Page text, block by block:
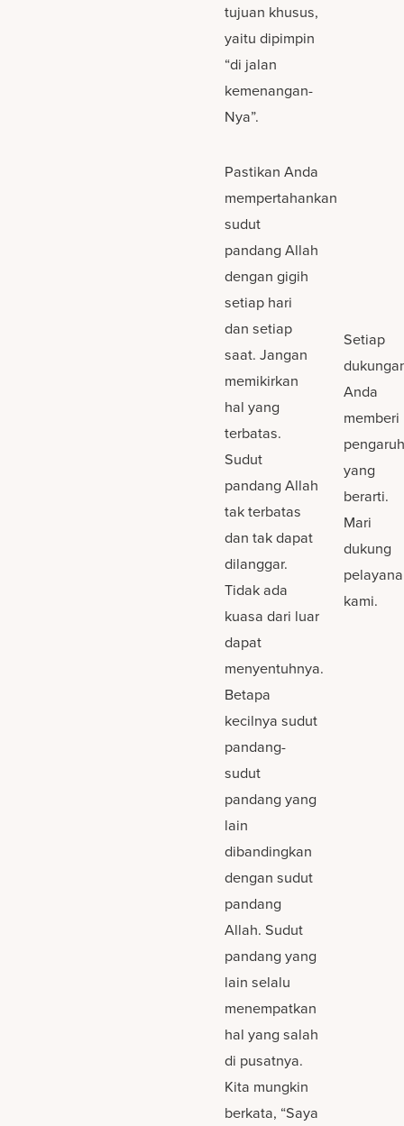
tujuan khusus,
yaitu dipimpin
“di jalan
kemenangan-
Nya”.
Pastikan Anda
mempertahankan
sudut
pandang Allah
dengan gigih
setiap hari
dan setiap
saat. Jangan
memikirkan
hal yang
terbatas.
Sudut
pandang Allah
tak terbatas
dan tak dapat
dilanggar.
Tidak ada
kuasa dari luar
dapat
menyentuhnya.
Betapa
kecilnya sudut
pandang-
sudut
pandang yang
lain
dibandingkan
dengan sudut
pandang
Allah. Sudut
pandang yang
lain selalu
menempatkan
hal yang salah
di pusatnya.
Kita mungkin
berkata, “Saya
Setiap
Anda
memberi
yang
berarti.
Mari
dukung
kami.